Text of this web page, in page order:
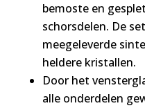
bemoste en
schorsdelen. De
meegeleverde
heldere kristallen.
Door het
alle onderdelen